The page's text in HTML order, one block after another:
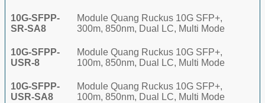
10G-SFPP-
SR-SA8
Module Quang Ruckus 10G SFP+,
300m, 850nm, Dual LC, Multi Mode
10G-SFPP-
USR-8
Module Quang Ruckus 10G SFP+,
100m, 850nm, Dual LC, Multi Mode
10G-SFPP-
USR-SA8
Module Quang Ruckus 10G SFP+,
100m, 850nm, Dual LC, Multi Mode